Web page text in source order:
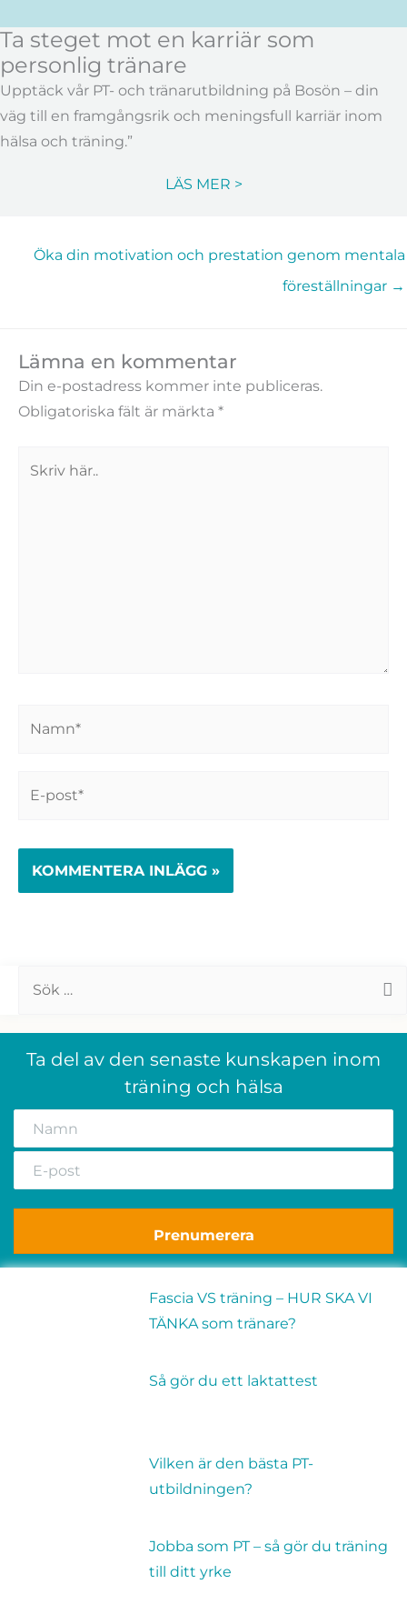
Ta steget mot en karriär som
personlig tränare
Upptäck vår PT- och tränarutbildning på Bosön – din
väg till en framgångsrik och meningsfull karriär inom
hälsa och träning.”
LÄS MER >
Öka din motivation och prestation genom mentala
föreställningar →
Lämna en kommentar
Din e-postadress kommer inte publiceras.
Obligatoriska fält är märkta *
post*
Webbplats
Ta del av den senaste kunskapen inom
träning och hälsa
Prenumerera
Fascia VS träning – HUR SKA VI
TÄNKA som tränare?
Så gör du ett laktattest
Vilken är den bästa PT-
utbildningen?
Jobba som PT – så gör du träning
till ditt yrke